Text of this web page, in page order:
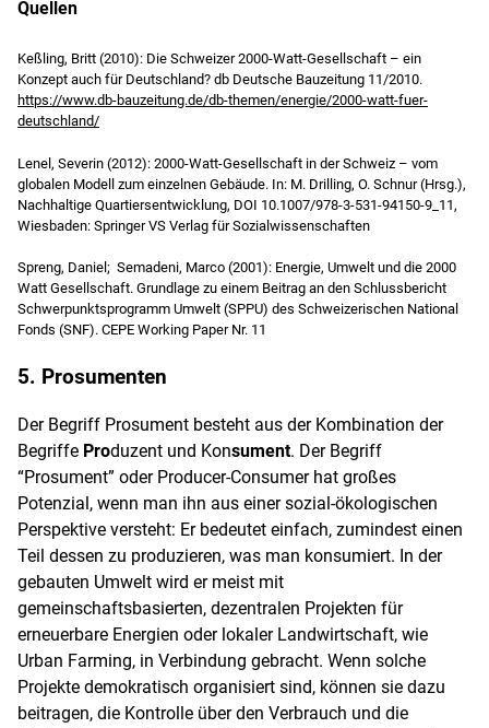
Quellen
Keßling, Britt (2010): Die Schweizer 2000-Watt-Gesellschaft – ein
Konzept auch für Deutschland? db Deutsche Bauzeitung 11/2010.
https://www.db-bauzeitung.de/db-themen/energie/2000-watt-fuer-
deutschland/
Lenel, Severin (2012): 2000-Watt-Gesellschaft in der Schweiz – vom
globalen Modell zum einzelnen Gebäude. In: M. Drilling, O. Schnur (Hrsg.),
Nachhaltige Quartiersentwicklung, DOI 10.1007/978-3-531-94150-9_11,
Wiesbaden: Springer VS Verlag für Sozialwissenschaften
Spreng, Daniel; Semadeni, Marco (2001): Energie, Umwelt und die 2000
Watt Gesellschaft. Grundlage zu einem Beitrag an den Schlussbericht
Schwerpunktsprogramm Umwelt (SPPU) des Schweizerischen National
Fonds (SNF). CEPE Working Paper Nr. 11
5. Prosumenten
Der Begriff Prosument besteht aus der Kombination der
Begriffe Produzent und Konsument. Der Begriff
“Prosument” oder Producer-Consumer hat großes
Potenzial, wenn man ihn aus einer sozial-ökologischen
Perspektive versteht: Er bedeutet einfach, zumindest einen
Teil dessen zu produzieren, was man konsumiert. In der
gebauten Umwelt wird er meist mit
gemeinschaftsbasierten, dezentralen Projekten für
erneuerbare Energien oder lokaler Landwirtschaft, wie
Urban Farming, in Verbindung gebracht. Wenn solche
Projekte demokratisch organisiert sind, können sie dazu
beitragen, die Kontrolle über den Verbrauch und die